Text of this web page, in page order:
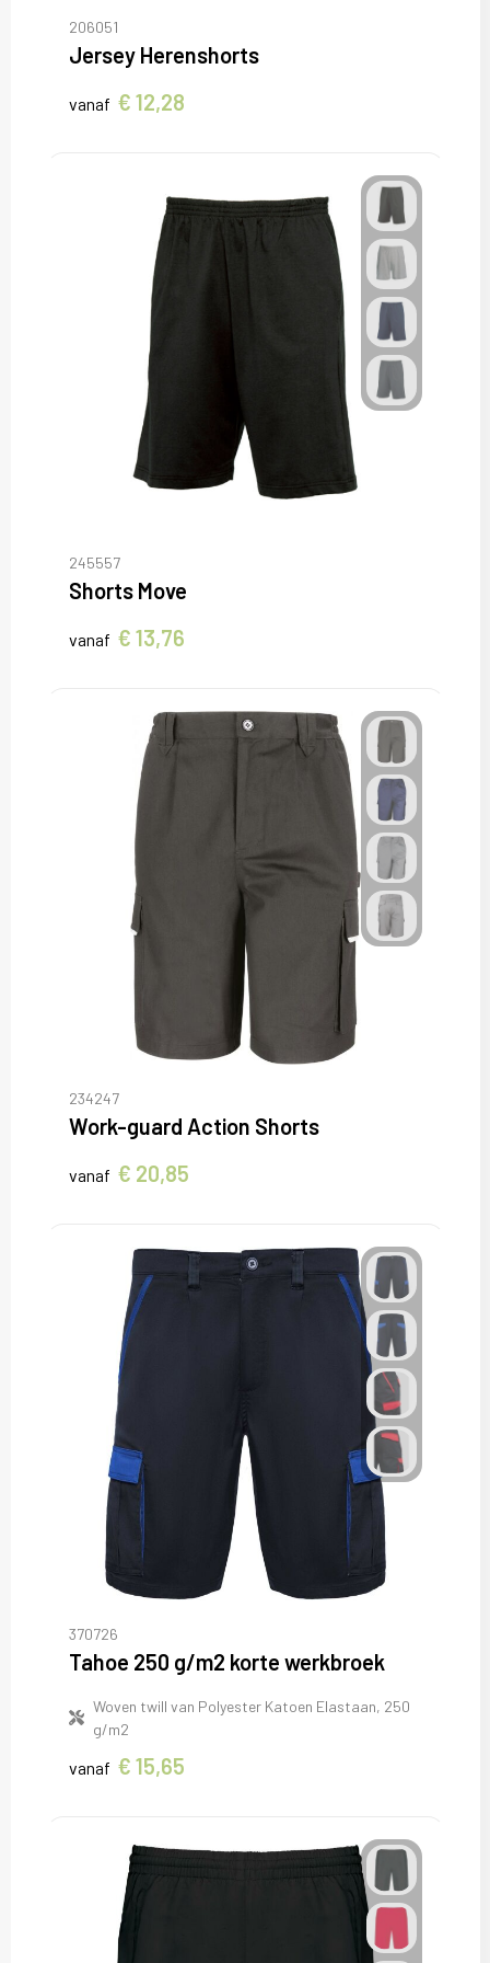
T-Shirts
Veiligheidsvesten en Veiligheidshesjes
206051
Jersey Herenshorts
vanaf € 12,28
245557
Shorts Move
vanaf € 13,76
234247
Work-guard Action Shorts
vanaf € 20,85
370726
Tahoe 250 g/m2 korte werkbroek
Woven twill van Polyester Katoen Elastaan, 250
g/m2
vanaf € 15,65